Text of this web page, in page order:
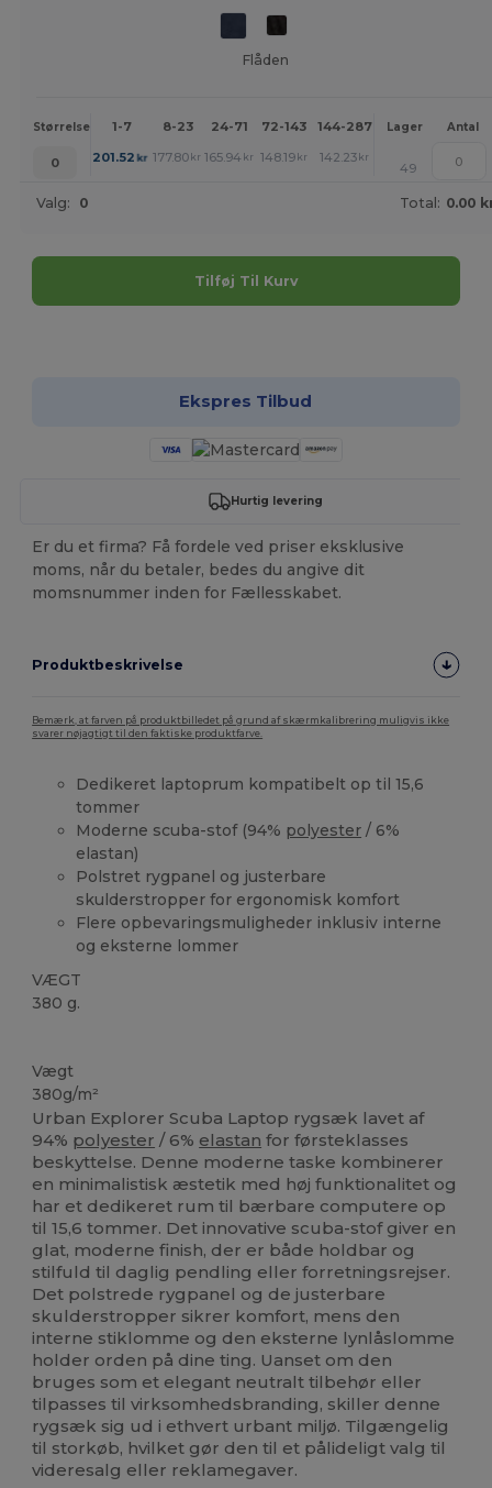
Flåden
Størrelse 1-7 8-23 24-71 72-143 144-287 288 + Mere
Lager Antal
0 201.52 kr 177.80 kr 165.94 kr 148.19 kr 142.23 kr +
49
Valg: 0 Total: 0.00
Tilføj Til Kurv
Ekspres Tilbud
Hurtig levering
Er du et firma? Få fordele ved priser eksklusive
moms, når du betaler, bedes du angive dit
momsnummer inden for Fællesskabet.
Produktbeskrivelse
Bemærk, at farven på produktbilledet på grund af skærmkalibrering muligvis ikke
svarer nøjagtigt til den faktiske produktfarve.
Dedikeret laptoprum kompatibelt op til 15,6
tommer
Moderne scuba-stof (94% polyester / 6%
elastan)
Polstret rygpanel og justerbare
skulderstropper for ergonomisk komfort
Flere opbevaringsmuligheder inklusiv interne
og eksterne lommer
VÆGT
380 g.
Vægt
380g/m²
Urban Explorer Scuba Laptop rygsæk lavet af
94% polyester / 6% elastan for førsteklasses
beskyttelse. Denne moderne taske kombinerer
en minimalistisk æstetik med høj funktionalitet og
har et dedikeret rum til bærbare computere op
til 15,6 tommer. Det innovative scuba-stof giver en
glat, moderne finish, der er både holdbar og
stilfuld til daglig pendling eller forretningsrejser.
Det polstrede rygpanel og de justerbare
skulderstropper sikrer komfort, mens den
interne stiklomme og den eksterne lynlåslomme
holder orden på dine ting. Uanset om den
bruges som et elegant neutralt tilbehør eller
tilpasses til virksomhedsbranding, skiller denne
rygsæk sig ud i ethvert urbant miljø. Tilgængelig
til storkøb, hvilket gør den til et pålideligt valg til
videresalg eller reklamegaver.